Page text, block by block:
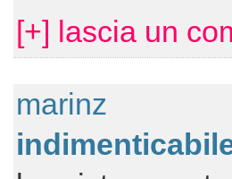
[+] lascia un
marinz